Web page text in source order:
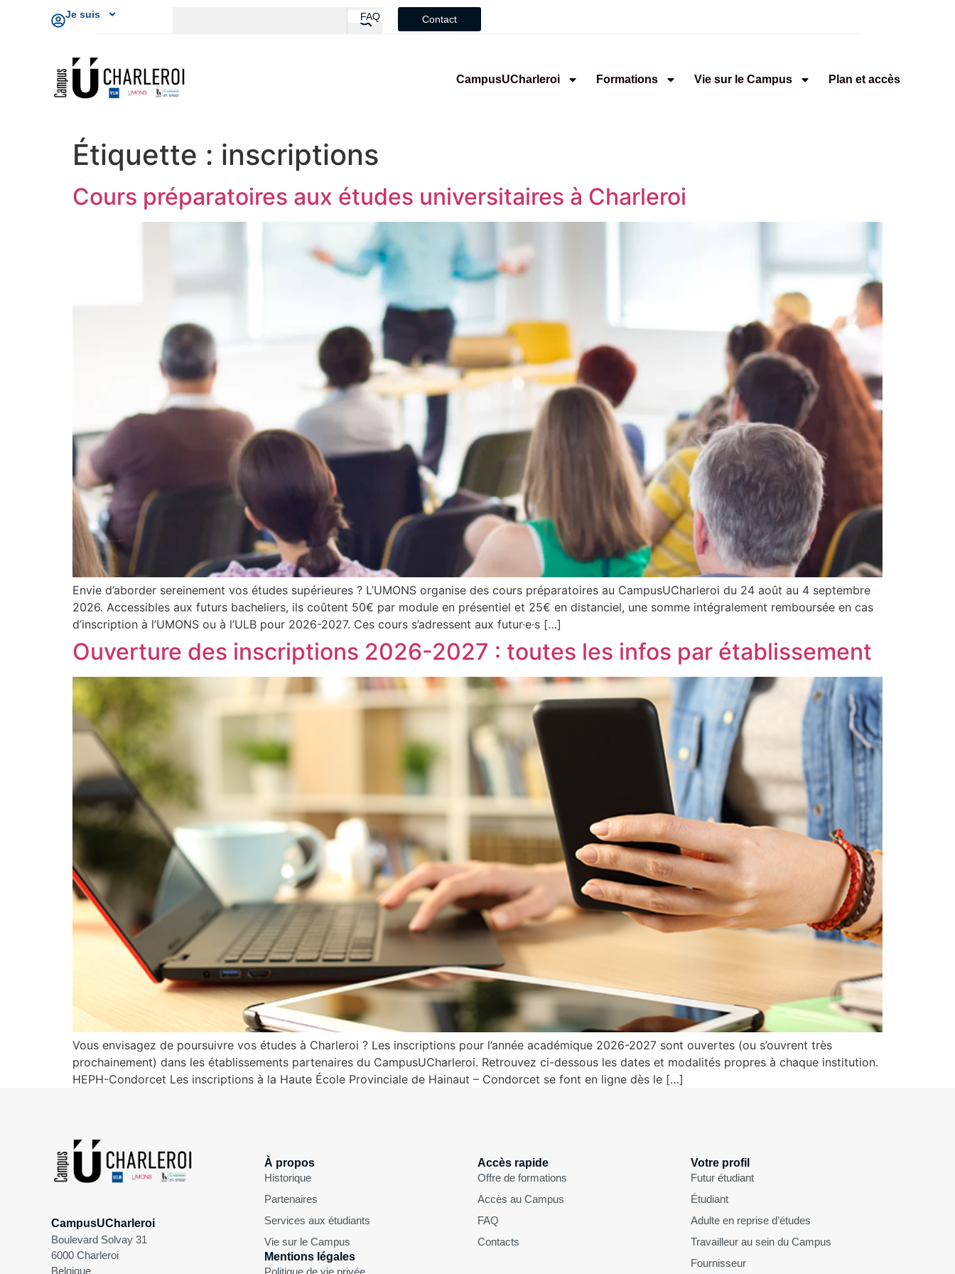
Je suis FAQ Contact
CampusUCharleroi Formations Vie sur le Campus Plan et accès
Étiquette : inscriptions
Cours préparatoires aux études universitaires à Charleroi
Envie d’aborder sereinement vos études supérieures ? L’UMONS organise des cours préparatoires au CampusUCharleroi du 24 août au 4 septembre
2026. Accessibles aux futurs bacheliers, ils coûtent 50€ par module en présentiel et 25€ en distanciel, une somme intégralement remboursée en cas
d’inscription à l’UMONS ou à l’ULB pour 2026-2027. Ces cours s’adressent aux futur·e·s […]
Ouverture des inscriptions 2026-2027 : toutes les infos par établissement
Vous envisagez de poursuivre vos études à Charleroi ? Les inscriptions pour l’année académique 2026-2027 sont ouvertes (ou s’ouvrent très
prochainement) dans les établissements partenaires du CampusUCharleroi. Retrouvez ci-dessous les dates et modalités propres à chaque institution.
HEPH-Condorcet Les inscriptions à la Haute École Provinciale de Hainaut – Condorcet se font en ligne dès le […]
CampusUCharleroi
Boulevard Solvay 31
6000 Charleroi
Belgique
À propos
Historique
Partenaires
Services aux étudiants
Vie sur le Campus
Mentions légales
Politique de vie privée
Accès rapide
Offre de formations
Accès au Campus
FAQ
Contacts
Votre profil
Futur étudiant
Étudiant
Adulte en reprise d’études
Travailleur au sein du Campus
Fournisseur